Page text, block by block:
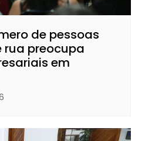
de pessoas
preocupa
em